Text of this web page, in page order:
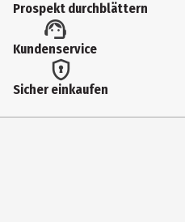
Prospekt durchblättern
Kundenservice
Sicher einkaufen